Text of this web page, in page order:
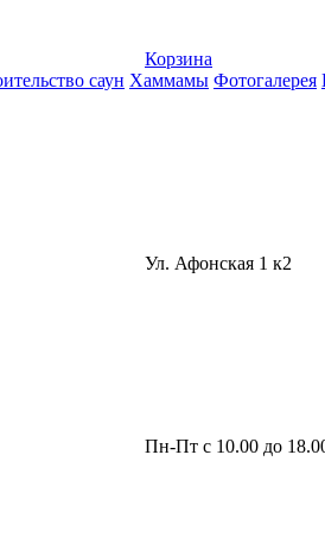
Корзина
саун Хаммамы Фотогалерея
Ул. Афонская 1 к2
Пн-Пт с 10.00 до